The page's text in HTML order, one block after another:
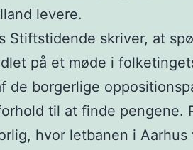
levere.
Stiftstidende skriver, at
på et møde i
de borgerlige
til at finde pengene.
hvor letbanen i Aarhus